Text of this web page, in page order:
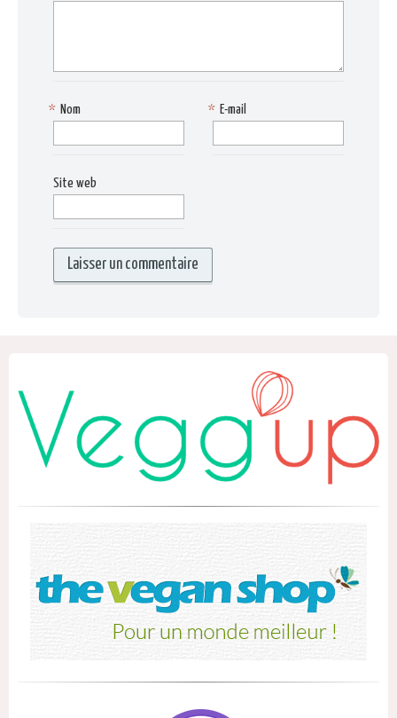
Nom
* E-mail
*
Site web